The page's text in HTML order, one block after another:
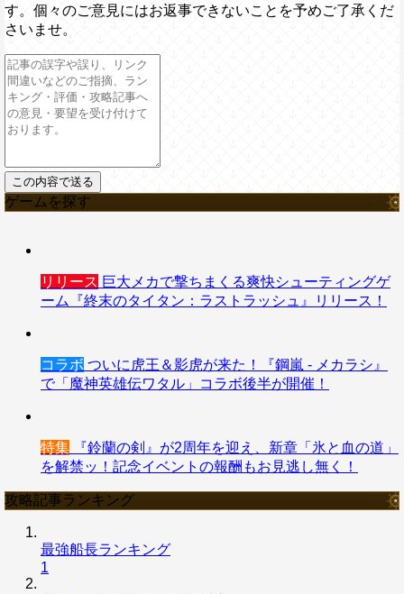
す。個々のご意見にはお返事できないことを予めご了承くだ
さいませ。
ゲームを探す
リリース 巨大メカで撃ちまくる爽快シューティングゲ
ーム『終末のタイタン：ラストラッシュ』リリース！
コラボ ついに虎王＆影虎が来た！『鋼嵐 - メカラシ』
で「魔神英雄伝ワタル」コラボ後半が開催！
特集 『鈴蘭の剣』が2周年を迎え、新章「氷と血の道」
を解禁ッ！記念イベントの報酬もお見逃し無く！
攻略記事ランキング
最強船長ランキング
1